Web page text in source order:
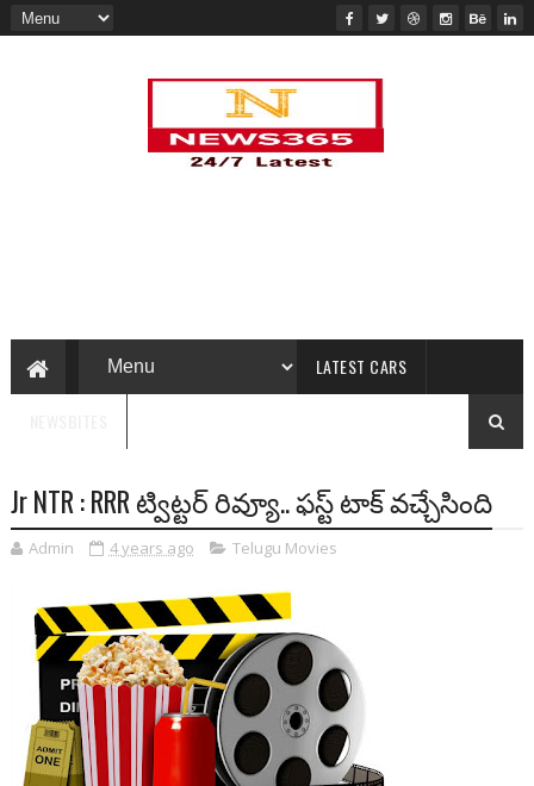
LATEST CARS
Jr NTR : RRR ట్విట్టర్ రివ్యూ.. ఫస్ట్ టాక్ వచ్చేసింది
Admin 4 years ago Telugu Movies